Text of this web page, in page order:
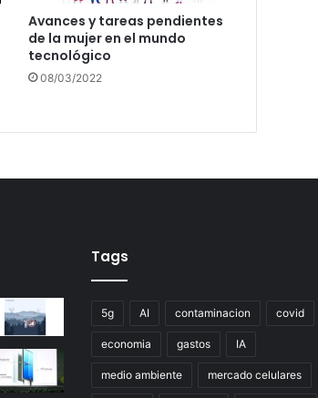
Avances y tareas pendientes
de la mujer en el mundo
tecnológico
08/03/2022
Tags
5g AI contaminacion covid
economia gastos IA
medio ambiente mercado celulares